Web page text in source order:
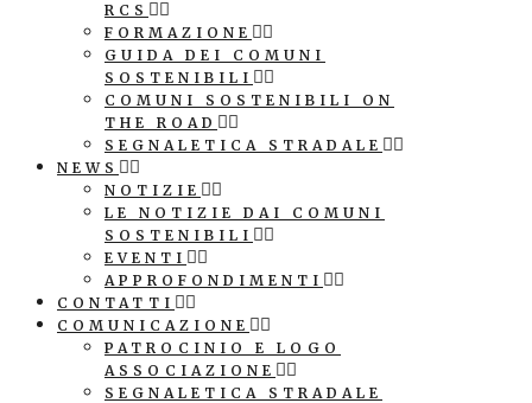
RCS
FORMAZIONE
GUIDA DEI COMUNI
SOSTENIBILI
COMUNI SOSTENIBILI ON
THE ROAD
SEGNALETICA STRADALE
NEWS
NOTIZIE
LE NOTIZIE DAI COMUNI
SOSTENIBILI
EVENTI
APPROFONDIMENTI
CONTATTI
COMUNICAZIONE
PATROCINIO E LOGO
ASSOCIAZIONE
SEGNALETICA STRADALE